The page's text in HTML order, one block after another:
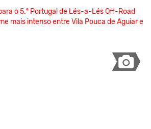
o 5.º Portugal de Lés-a-Lés Off-Road
mais intenso entre Vila Pouca de Aguiar e